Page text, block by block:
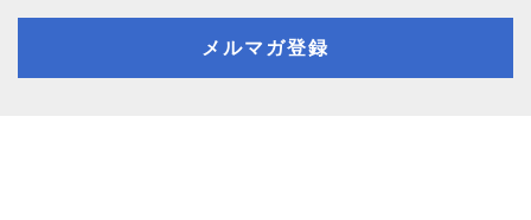
メルマガ登録